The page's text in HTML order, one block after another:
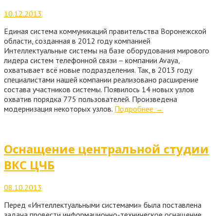
10.12.2013
Единая система коммуникаций правительства Воронежской
области, созданная в 2012 году компанией
Интеллектуальные системы на базе оборудования мирового
лидера систем телефонной связи – компании Avaya,
охватывает всё новые подразделения. Так, в 2013 году
специалистами нашей компании реализовано расширение
состава участников системы. Появилось 14 новых узлов
охватив порядка 775 пользователей. Произведена
модернизация некоторых узлов. Подробнее →
Оснащение центральной студии
ВКС ЦЧБ
08.10.2013
Перед «Интеллектуальными системами» была поставлена